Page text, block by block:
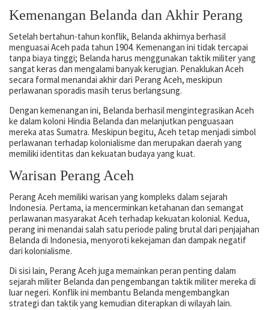
Kemenangan Belanda dan Akhir Perang
Setelah bertahun-tahun konflik, Belanda akhirnya berhasil
menguasai Aceh pada tahun 1904. Kemenangan ini tidak tercapai
tanpa biaya tinggi; Belanda harus menggunakan taktik militer yang
sangat keras dan mengalami banyak kerugian. Penaklukan Aceh
secara formal menandai akhir dari Perang Aceh, meskipun
perlawanan sporadis masih terus berlangsung.
Dengan kemenangan ini, Belanda berhasil mengintegrasikan Aceh
ke dalam koloni Hindia Belanda dan melanjutkan penguasaan
mereka atas Sumatra. Meskipun begitu, Aceh tetap menjadi simbol
perlawanan terhadap kolonialisme dan merupakan daerah yang
memiliki identitas dan kekuatan budaya yang kuat.
Warisan Perang Aceh
Perang Aceh memiliki warisan yang kompleks dalam sejarah
Indonesia. Pertama, ia mencerminkan ketahanan dan semangat
perlawanan masyarakat Aceh terhadap kekuatan kolonial. Kedua,
perang ini menandai salah satu periode paling brutal dari penjajahan
Belanda di Indonesia, menyoroti kekejaman dan dampak negatif
dari kolonialisme.
Di sisi lain, Perang Aceh juga memainkan peran penting dalam
sejarah militer Belanda dan pengembangan taktik militer mereka di
luar negeri. Konflik ini membantu Belanda mengembangkan
strategi dan taktik yang kemudian diterapkan di wilayah lain.